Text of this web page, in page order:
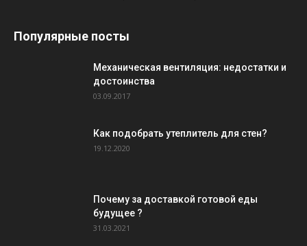
Популярные посты
Механическая вентиляция: недостатки и
достоинства
03.09.2017
Как подобрать утеплитель для стен?
19.12.2020
Почему за доставкой готовой еды
будущее ?
31.03.2021